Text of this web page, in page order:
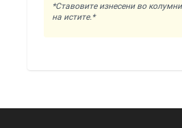
*Ставовите изнесени во
на истите.*